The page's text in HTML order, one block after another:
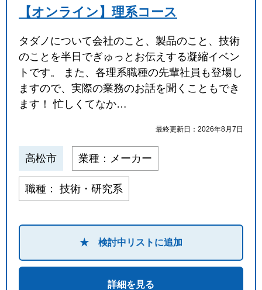
検索
閉じる
【オンライン】理系コース
タダノについて会社のこと、製品のこと、技術
のことを半日でぎゅっとお伝えする凝縮イベン
トです。 また、各理系職種の先輩社員も登場し
ますので、実際の業務のお話を聞くこともでき
ます！ 忙しくてなか…
最終更新日：2026年8月7日
高松市 業種：メーカー
職種： 技術・研究系
★ 検討中リストに追加
詳細を見る